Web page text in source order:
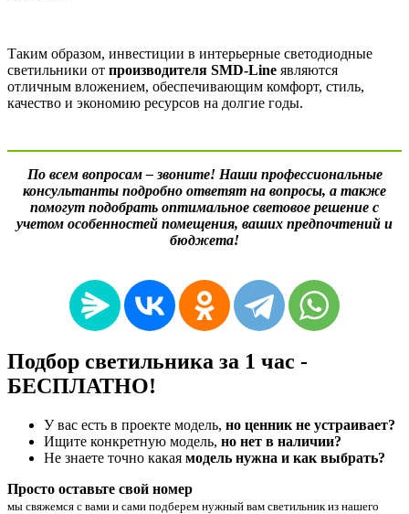
Таким образом, инвестиции в интерьерные светодиодные
светильники от производителя SMD-Line являются
отличным вложением, обеспечивающим комфорт, стиль,
качество и экономию ресурсов на долгие годы.
По всем вопросам – звоните! Наши профессиональные
консультанты подробно ответят на вопросы, а также
помогут подобрать оптимальное световое решение с
учетом особенностей помещения, ваших предпочтений и
бюджета!
Подбор светильника за 1 час -
БЕСПЛАТНО!
У вас есть в проекте модель, но ценник не устраивает?
Ищите конкретную модель, но нет в наличии?
Не знаете точно какая модель нужна и как выбрать?
Просто оставьте свой номер
мы свяжемся с вами и сами подберем нужный вам светильник из нашего